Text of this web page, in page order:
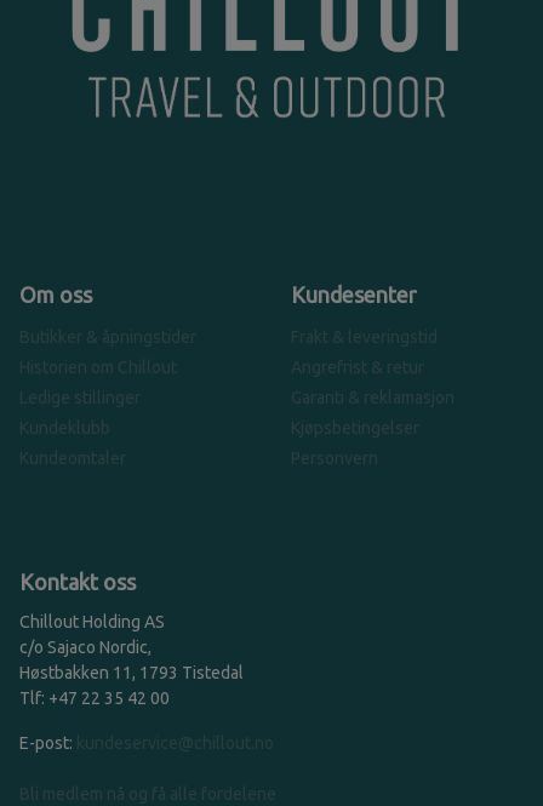
Om oss
Butikker & åpningstider
Historien om Chillout
Ledige stillinger
Kundeklubb
Kundeomtaler
Kundesenter
Frakt & leveringstid
Angrefrist & retur
Garanti & reklamasjon
Kjøpsbetingelser
Personvern
Kontakt oss
Chillout Holding AS
c/o Sajaco Nordic,
Høstbakken 11, 1793 Tistedal
Tlf: +47 22 35 42 00
E-post: kundeservice@chillout.no
Bli medlem nå og få alle fordelene